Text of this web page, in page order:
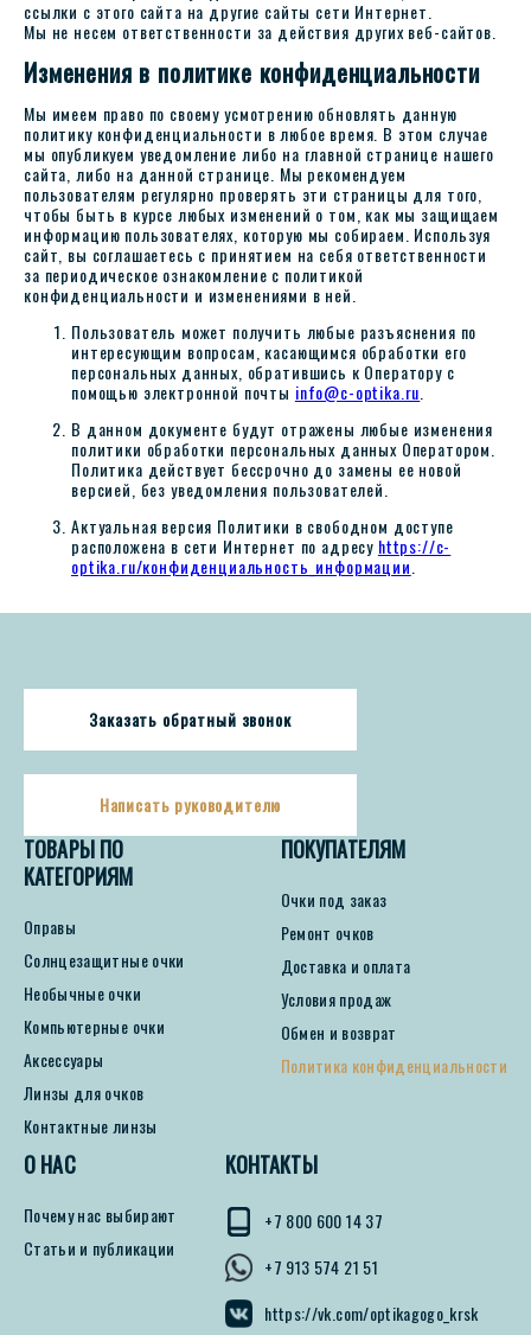
ссылки с этого сайта на другие сайты сети Интернет.
Мы не несем ответственности за действия других веб-сайтов.
Изменения в политике конфиденциальности
Мы имеем право по своему усмотрению обновлять данную
политику конфиденциальности в любое время. В этом случае
мы опубликуем уведомление либо на главной странице нашего
сайта, либо на данной странице. Мы рекомендуем
пользователям регулярно проверять эти страницы для того,
чтобы быть в курсе любых изменений о том, как мы защищаем
информацию пользователях, которую мы собираем. Используя
сайт, вы соглашаетесь с принятием на себя ответственности
за периодическое ознакомление с политикой
конфиденциальности и изменениями в ней.
Пользователь может получить любые разъяснения по
интересующим вопросам, касающимся обработки его
персональных данных, обратившись к Оператору с
помощью электронной почты info@c-optika.ru
В данном документе будут отражены любые изменения
политики обработки персональных данных Оператором.
Политика действует бессрочно до замены ее новой
версией, без уведомления пользователей.
Актуальная версия Политики в свободном доступе
расположена в сети Интернет по адресу https://c-
optika.ru/конфиденциальность_информации
ТОВАРЫ ПО
КАТЕГОРИЯМ
Оправы
Солнцезащитные очки
Необычные очки
Компьютерные очки
Аксессуары
Линзы для очков
Контактные линзы
ПОКУПАТЕЛЯМ
Очки под заказ
Ремонт очков
Доставка и оплата
Условия продаж
Обмен и возврат
Политика конфиденциальности
О НАС
Почему нас выбирают
Статьи и публикации
КОНТАКТЫ
+7 800 600 14 37
+7 913 574 21 51
https://vk.com/optikagogo_krsk
Заказать обратный звонок
Написать руководителю